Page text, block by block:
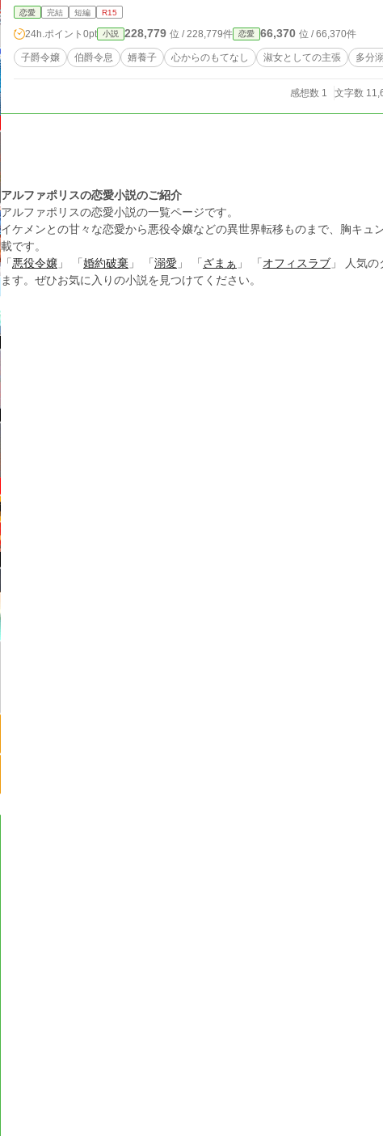
ィアもこれには耐えられず、真っ赤な顔をしながらその膝の上から逃れよう奮闘し
ムでのやりとりのお話。 ※全二話のサクッと読めるお話です。
恋愛 完結 短編 R15
24h.ポイント 0pt 小説 228,779 位 / 228,779件 恋愛 66,370 位 / 66,370件
子爵令嬢 伯爵令息 婿養子 心からのもてなし 淑女としての主張 多分
感想数 1 文字数
アルファポリスの恋愛小説のご紹介
アルファポリスの恋愛小説の一覧ページです。
イケメンとの甘々な恋愛から悪役令嬢などの異世界転移ものまで、胸キュ
載です。
「 悪役令嬢 」 「 婚約破棄 」 「 溺愛 」 「 ざまぁ 」 「 オフィスラブ 」 人気
ます。ぜひお気に入りの小説を見つけてください。